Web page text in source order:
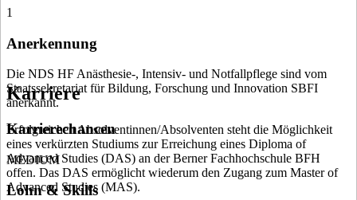
1
Anerkennung
Die NDS HF Anästhesie-, Intensiv- und Notfallpflege sind vom
Staatssekretariat für Bildung, Forschung und Innovation SBFI
anerkannt.
Erfolgreichen Absolventinnen/Absolventen steht die Möglichkeit
eines verkürzten Studiums zur Erreichung eines Diploma of
Advanced Studies (DAS) an der Berner Fachhochschule BFH
offen. Das DAS ermöglicht wiederum den Zugang zum Master of
Advanced Studies (MAS).
Karriere
Karrierechancen
MEDIUM
Lohn & Skills